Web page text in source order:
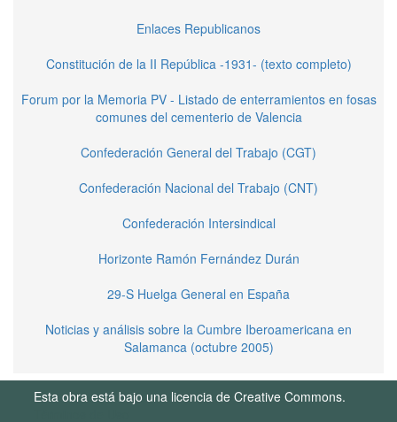
Enlaces Republicanos
Constitución de la II República -1931- (texto completo)
Forum por la Memoria PV - Listado de enterramientos en fosas
comunes del cementerio de Valencia
Confederación General del Trabajo (CGT)
Confederación Nacional del Trabajo (CNT)
Confederación Intersindical
Horizonte Ramón Fernández Durán
29-S Huelga General en España
Noticias y análisis sobre la Cumbre Iberoamericana en
Salamanca (octubre 2005)
Esta obra está bajo una licencia de Creative Commons.